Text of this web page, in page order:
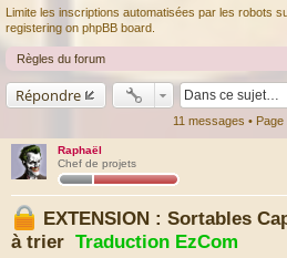
Limite les inscriptions automatisées par les robots
registering on phpBB board.
Règles du forum
Répondre
11 messages • Page
Raphaël
Chef de projets
EXTENSION : Sortables
à trier Traduction EzCom